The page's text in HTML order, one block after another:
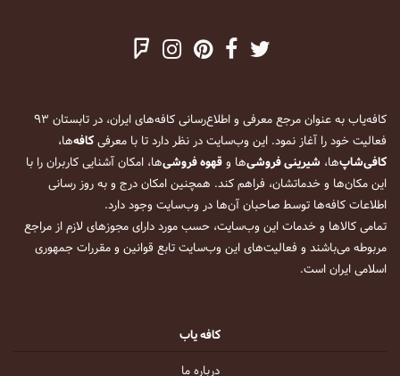
کافه‌یاب به عنوان مرجع معرفی و اطلاع‌رسانی کافه‌های ایران، در تابستان ۹۳
فعالیت خود را آغاز نمود. این وب‌سایت در نظر دارد تا با معرفیکافه‌ها،
کافی‌شاپ‌ها، شیرینی فروشی‌ها وقهوه فروشی‌ها، امکان آشنایی کاربران را با
این مکان‌ها و خدماتشان، فراهم کند. همچنین امکان درج و به روز رسانی
اطلاعات کافه‌ها توسط صاحبان آن‌ها در وب‌سایت وجود دارد.
تمامی کالاها و خدمات این وب‌سایت، حسب مورد دارای مجوزهای لازم از مراجع
مربوطه می‌باشند و فعالیت‌های این وب‌سایت تابع قوانین و مقررات جمهوری
اسلامی ایران است.
کافه یاب
درباره ما